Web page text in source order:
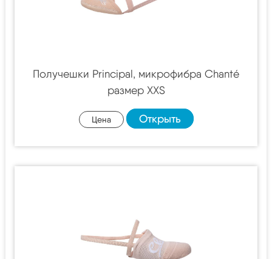
Получешки Principal, микрофибра Chanté
размер XXS
Цена Открыть